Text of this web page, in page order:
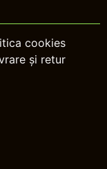
cookies
și retur